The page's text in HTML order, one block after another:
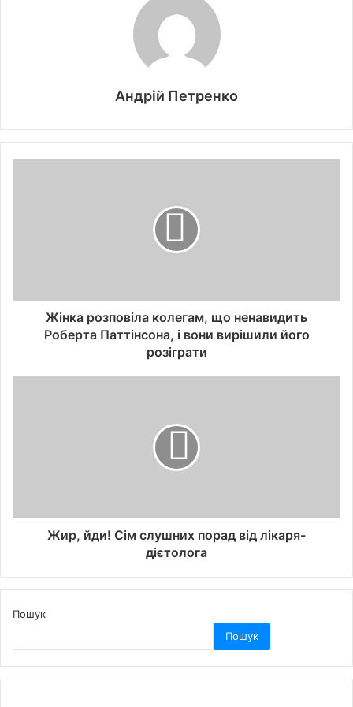
Андрій Петренко
Жінка розповіла колегам, що ненавидить
Роберта Паттінсона, і вони вирішили його
розіграти
Жир, йди! Сім слушних порад від лікаря-
дієтолога
Пошук
Пошук